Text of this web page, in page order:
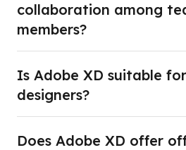
collaboration among
members?
Is Adobe XD suitable
designers?
Does Adobe XD offer